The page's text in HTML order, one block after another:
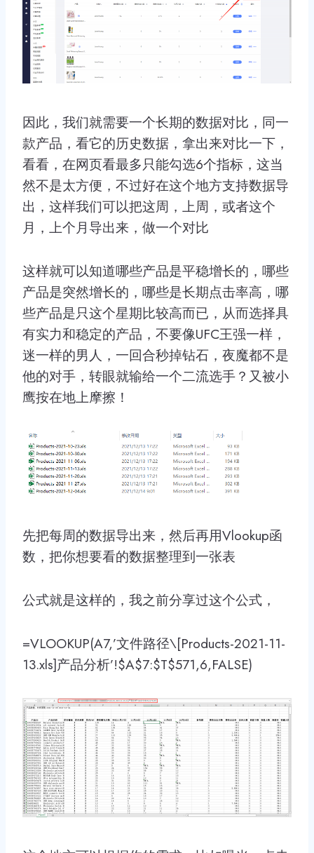
因此，我们就需要一个长期的数据对比，同一
款产品，看它的历史数据，拿出来对比一下，
看看，在网页看最多只能勾选6个指标，这当
然不是太方便，不过好在这个地方支持数据导
出，这样我们可以把这周，上周，或者这个
月，上个月导出来，做一个对比
这样就可以知道哪些产品是平稳增长的，哪些
产品是突然增长的，哪些是长期点击率高，哪
些产品是只这个星期比较高而已，从而选择具
有实力和稳定的产品，不要像UFC王强一样，
迷一样的男人，一回合秒掉钻石，夜魔都不是
他的对手，转眼就输给一个二流选手？又被小
鹰按在地上摩擦！
先把每周的数据导出来，然后再用Vlookup函
数，把你想要看的数据整理到一张表
公式就是这样的，我之前分享过这个公式，
=VLOOKUP(A7,’文件路径\[Products-2021-11-
13.xls]产品分析’!$A$7:$T$571,6,FALSE)